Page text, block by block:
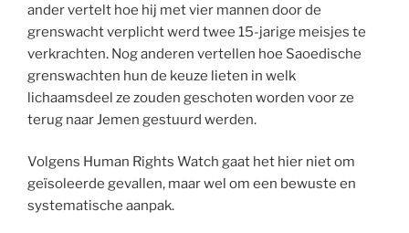
ander vertelt hoe hij met vier mannen door de
grenswacht verplicht werd twee 15-jarige meisjes te
verkrachten. Nog anderen vertellen hoe Saoedische
grenswachten hun de keuze lieten in welk
lichaamsdeel ze zouden geschoten worden voor ze
terug naar Jemen gestuurd werden.
Volgens Human Rights Watch gaat het hier niet om
geïsoleerde gevallen, maar wel om een bewuste en
systematische aanpak.